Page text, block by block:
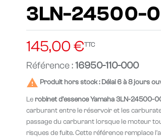
3LN-24500-
145,00 €TTC
Référence :16950-110-000
 Produit hors stock : Délai 6 à 8 jours
Lerobinet d'essence Yamaha 3LN-24500-
carburant entre le réservoir et les
passage du carburant lorsque le moteur
risques de fuite. Cette référence remplace